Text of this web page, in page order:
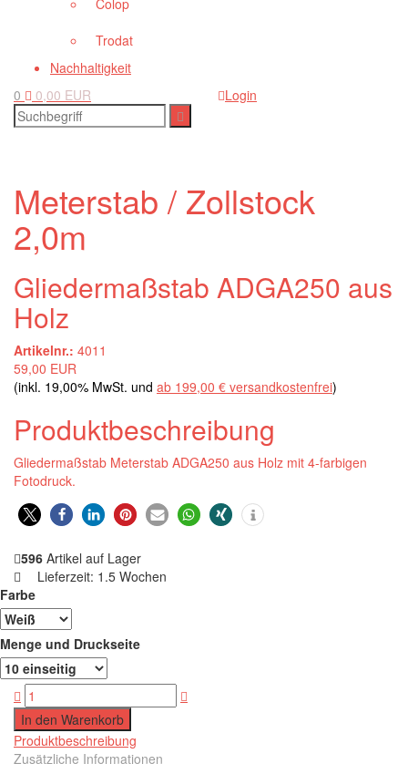
Colop
Trodat
Nachhaltigkeit
0
0,00 EUR Login
Meterstab / Zollstock
2,0m
Gliedermaßstab ADGA250 aus
Holz
Artikelnr.: 4011
59,00 EUR
(inkl. 19,00% MwSt. und ab 199,00 € versandkostenfrei)
Produktbeschreibung
Gliedermaßstab Meterstab ADGA250 aus Holz mit 4-farbigen
Fotodruck.
0
596 Artikel auf Lager
Lieferzeit: 1.5 Wochen
Farbe
Menge und Druckseite
Produktbeschreibung
Zusätzliche Informationen